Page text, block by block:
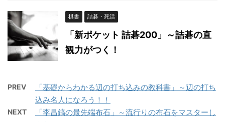
棋書 詰碁・死活
「新ポケット 詰碁200」～詰碁の直
観力がつく！
PREV
「基礎からわかる辺の打ち込みの教科書」～辺の打ち
込み名人になろう！！
NEXT
「李昌鎬の最先端布石」～流行りの布石をマスターし